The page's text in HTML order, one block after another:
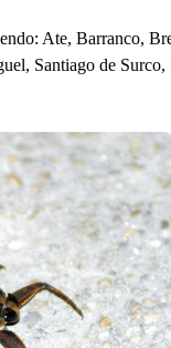
Ate, Barranco,
Santiago de